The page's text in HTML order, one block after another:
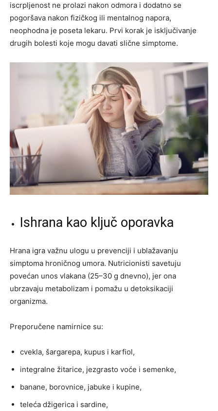
iscrpljenost ne prolazi nakon odmora i dodatno se
pogoršava nakon fizičkog ili mentalnog napora,
neophodna je poseta lekaru. Prvi korak je isključivanje
drugih bolesti koje mogu davati slične simptome.
Ishrana kao ključ oporavka
Hrana igra važnu ulogu u prevenciji i ublažavanju
simptoma hroničnog umora. Nutricionisti savetuju
povećan unos vlakana (25–30 g dnevno), jer ona
ubrzavaju metabolizam i pomažu u detoksikaciji
organizma.
Preporučene namirnice su:
cvekla, šargarepa, kupus i karfiol,
integralne žitarice, jezgrasto voće i semenke,
banane, borovnice, jabuke i kupine,
teleća džigerica i sardine,